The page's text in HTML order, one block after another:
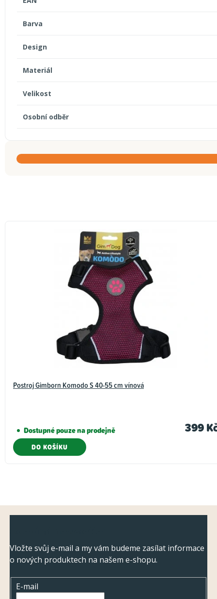
Barva
Design
Materiál
Velikost
Osobní odběr
Postroj Gimborn Komodo S 40-55 cm vínová
Dostupné pouze na prodejně 399
DO KOŠÍKU
Vložte svůj e-mail a my vám budeme zasílat informace
o nových produktech na našem e-shopu.
E-mail